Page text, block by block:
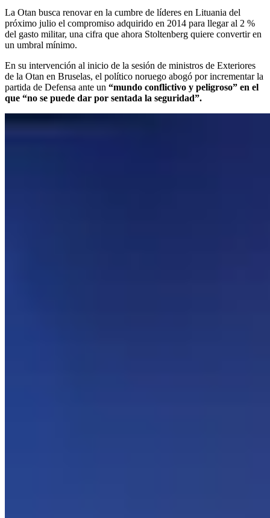
La Otan busca renovar en la cumbre de líderes en Lituania del
próximo julio el compromiso adquirido en 2014 para llegar al 2 %
del gasto militar, una cifra que ahora Stoltenberg quiere convertir en
un umbral mínimo.
En su intervención al inicio de la sesión de ministros de Exteriores
de la Otan en Bruselas, el político noruego abogó por incrementar la
partida de Defensa ante un “mundo conflictivo y peligroso” en el
que “no se puede dar por sentada la seguridad”.